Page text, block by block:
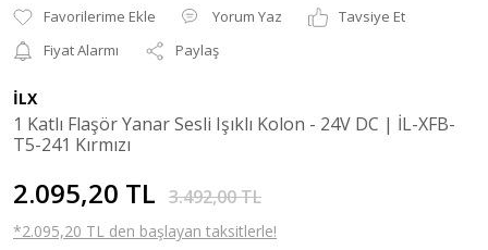
Yorum Yaz
Tavsiye Et
Fiyat Alarmı
Paylaş
İLX
1 Katlı Flaşör Yanar Sesli Işıklı Kolon - 24V DC | İL-XFB-
T5-241 Kırmızı
2.095,20 TL 3.492,00 TL
*2.095,20 TL den başlayan taksitlerle!